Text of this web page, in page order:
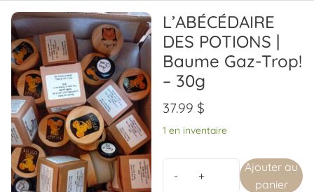
L’ABÉCÉDAIRE
DES POTIONS |
Baume Gaz-Trop!
– 30g
37.99$
1 en inventaire
Ajouter au
panier